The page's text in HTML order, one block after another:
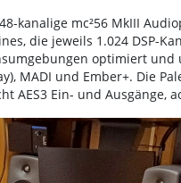
kanalige mc²56 MkIII
die jeweils 1.024 DSP-
optimiert und
MADI und Ember+. Die
AES3 Ein- und Ausgänge,